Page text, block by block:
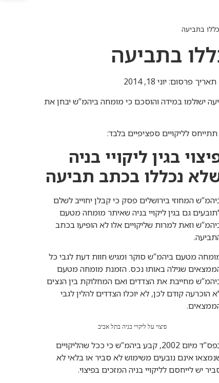
בתביעה
בתביעה
תאריך פרסום:יוני 18, 2014
ישולמו במידה והוסכם כי מומחה ביהמ”ש יבחן את
לליקויים ספציפיים בלבד:
בגין ליקויי בניה
נכללו בכתב תביעה
המחוזי בירושלים פסק כי קבלן יחוייב לשלם
גם בגין ליקויי בניה שאיתר מומחה מטעם
וזאת למרות שליקויים אלו לא הופיעו בכתב
מטעם ביהמ”ש סוקר ומגיש חוות דעת לגבי כל
שגילה באותו נכס. הזמנת מומחה מטעם
מחייבת את הצדדים ואם המחלוקת בין הנצים
הוכרעה קודם לכן, לא יוכלו הצדדים להלין לגבי
פיצוי על ליקויי בניה בתל אביב
בפס”ד מיום 2002, קבע ביהמ”ש כי ככל שהליקויים
אינם נובעים משימוש לא סביר או בלאי לא
יש לייחסם לליקויי בניה המזכים בפיצוי.